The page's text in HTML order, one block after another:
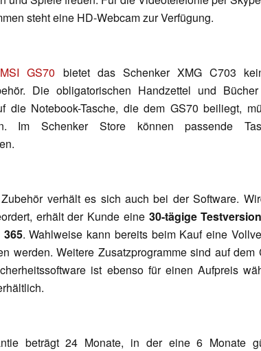
steht eine HD-Webcam zur Verfügung.
MSI GS70 bietet das Schenker XMG C703
Die obligatorischen Handzettel und
die Notebook-Tasche, die dem GS70 beiliegt,
Im Schenker Store können passende
verhält es sich auch bei der Software.
erhält der Kunde eine 30-tägige
. Wahlweise kann bereits beim Kauf eine
werden. Weitere Zusatzprogramme sind auf dem
ist ebenso für einen Aufpreis
beträgt 24 Monate, in der eine 6 Monate